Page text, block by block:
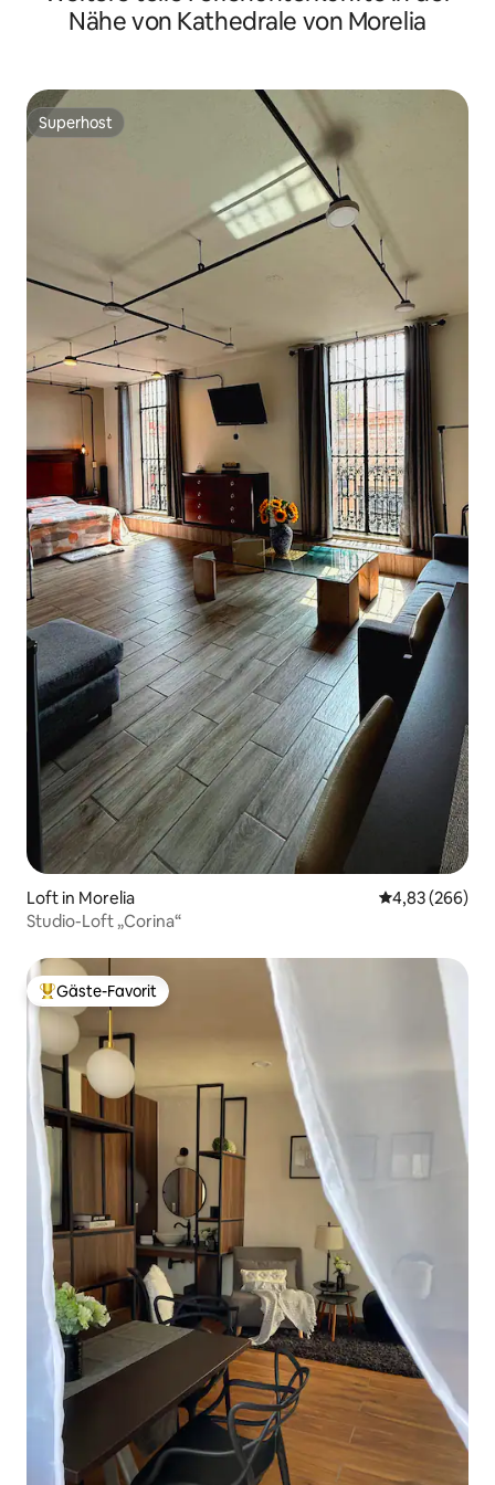
Nähe von Kathedrale von Morelia
Superhost
Superhost
Loft in Morelia
4,83 (266)
Studio-Loft „Corina“
Beliebter Gäste-Favorit.
Gäste-Favorit